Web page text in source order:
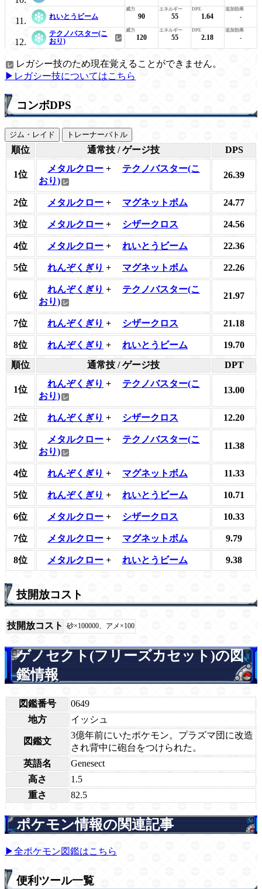
れいとうビーム 90 55 1.64 -
テクノバスター(こ
おり)
120 55 2.18 -
レガシー技のため現在覚えることができません。
▶レガシー技についてはこちら
コンボDPS
ジム・レイド トレーナーバトル
順位 通常技 / ゲージ技 DPS
1位
メタルクロー +
テクノバスター(こ
おり)
26.39
2位 メタルクロー + マグネットボム 24.77
3位 メタルクロー + シザークロス 24.56
4位 メタルクロー + れいとうビーム 22.36
5位 れんぞくぎり + マグネットボム 22.26
6位
れんぞくぎり +
テクノバスター(こ
おり)
21.97
7位 れんぞくぎり + シザークロス 21.18
8位 れんぞくぎり + れいとうビーム
19.70
順位
通常技 / ゲージ技 DPT
1位
れんぞくぎり +
テクノバスター(こ
おり)
13.00
2位 れんぞくぎり + シザークロス 12.20
3位
メタルクロー +
テクノバスター(こ
おり)
11.38
4位 れんぞくぎり + マグネットボム 11.33
5位 れんぞくぎり + れいとうビーム 10.71
6位 メタルクロー + シザークロス 10.33
7位 メタルクロー + マグネットボム 9.79
8位 メタルクロー + れいとうビーム 9.38
技開放コスト
技開放コスト 砂×100000、アメ×100
ゲノセクト(フリーズカセット)の図
鑑情報
図鑑番号
0649
地方
イッシュ
図鑑文
3億年前にいたポケモン。プラズマ団に改造
され背中に砲台をつけられた。
英語名
Genesect
高さ
1.5
重さ
82.5
ポケモン情報の関連記事
▶全ポケモン図鑑はこちら
便利ツール一覧